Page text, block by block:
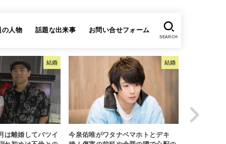
の人物 話題な出来事 お問い合せフォーム
SEARCH
結婚
は離婚してバツイ
結婚
今泉佑唯がワタナベマホトとデキ